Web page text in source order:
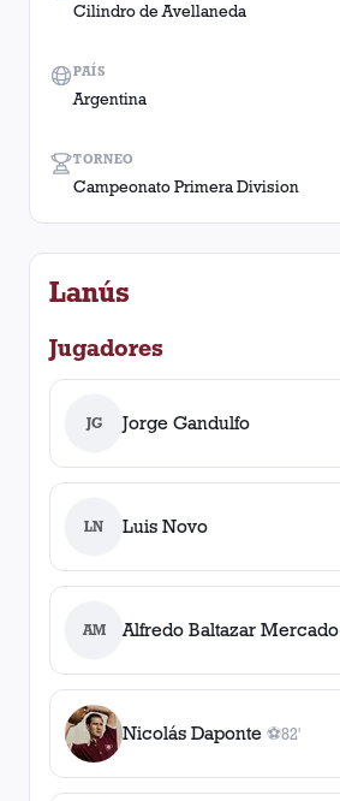
TORNEO
Campeonato Primera Division
Cilindro de Avellaneda
PAÍS
Argentina
Lanús
Jugadores
JG Jorge Gandulfo
LN Luis Novo
AM Alfredo Baltazar Mercado
Nicolás Daponte ⚽
1gol
82'